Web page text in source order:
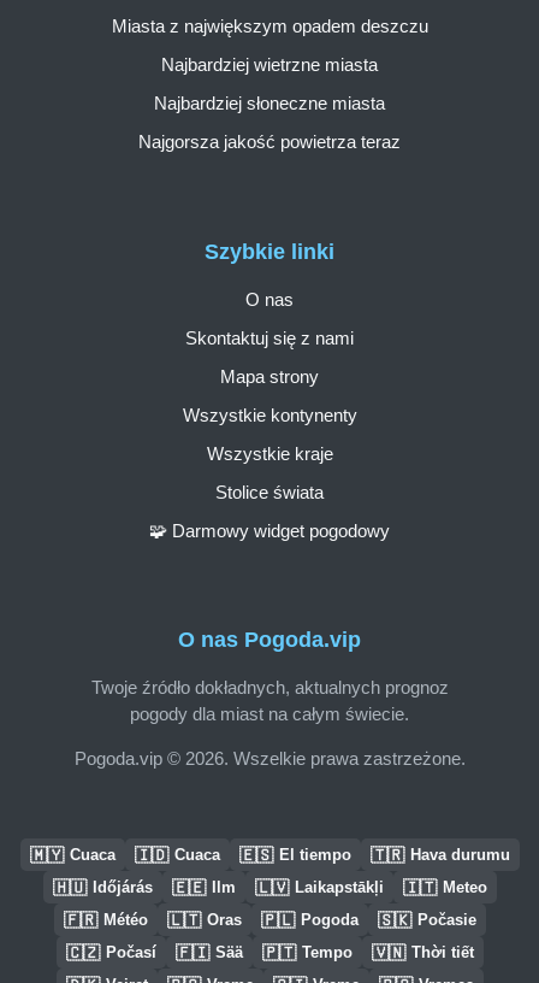
O nas Pogoda.vip
Twoje źródło dokładnych, aktualnych prognoz
pogody dla miast na całym świecie.
Pogoda.vip © 2026. Wszelkie prawa zastrzeżone.
Szybkie linki
O nas
Skontaktuj się z nami
Mapa strony
Wszystkie kontynenty
Wszystkie kraje
Stolice świata
🧩 Darmowy widget pogodowy
Miasta z największym opadem deszczu
Najbardziej wietrzne miasta
Najbardziej słoneczne miasta
Najgorsza jakość powietrza teraz
🇲🇾 Cuaca 🇮🇩 Cuaca 🇪🇸 El tiempo 🇹🇷 Hava durumu
🇭🇺 Időjárás 🇪🇪 Ilm 🇱🇻 Laikapstākļi 🇮🇹 Meteo
🇫🇷 Météo 🇱🇹 Oras 🇵🇱 Pogoda 🇸🇰 Počasie
🇨🇿 Počasí 🇫🇮 Sää 🇵🇹 Tempo 🇻🇳 Thời tiết